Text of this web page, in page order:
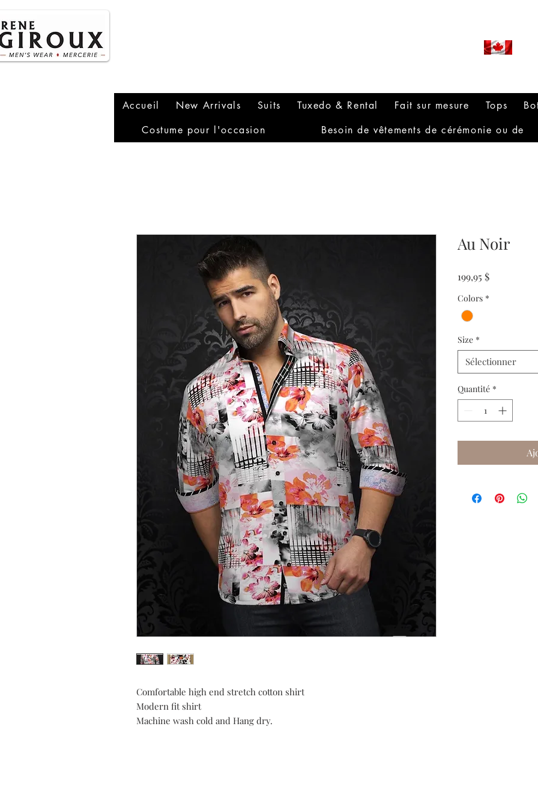
Accueil New Arrivals Suits Tuxedo & Rental Fait sur mesure Tops
Costume pour l'occasion
Besoin de vêtements de cérémonie ou de
Comfortable high end stretch cotton shirt
Modern fit shirt
Machine wash cold and Hang dry.
Au Noir
199,95 $Prix
Colors *
Size *
Sélectionner
Quantité *